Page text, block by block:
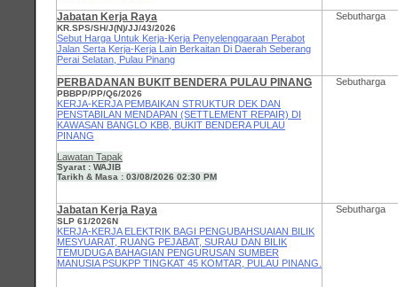
Jabatan Kerja Raya
KR.SPS/SH/J(N)/JJ/43/2026
Sebut Harga Untuk Kerja-Kerja Penyelenggaraan Perabot
Jalan Serta Kerja-Kerja Lain Berkaitan Di Daerah Seberang
Perai Selatan, Pulau Pinang
Sebutharga
PERBADANAN BUKIT BENDERA PULAU PINANG
PBBPP/PP/Q6/2026
KERJA-KERJA PEMBAIKAN STRUKTUR DEK DAN
PENSTABILAN MENDAPAN (SETTLEMENT REPAIR) DI
KAWASAN BANGLO KBB, BUKIT BENDERA PULAU
PINANG
Lawatan Tapak
Syarat : WAJIB
Tarikh & Masa : 03/08/2026 02:30 PM
Sebutharga
Jabatan Kerja Raya
SLP 61/2026N
KERJA-KERJA ELEKTRIK BAGI PENGUBAHSUAIAN BILIK
MESYUARAT, RUANG PEJABAT, SURAU DAN BILIK
TEMUDUGA BAHAGIAN PENGURUSAN SUMBER
MANUSIA PSUKPP TINGKAT 45 KOMTAR, PULAU PINANG.
Sebutharga